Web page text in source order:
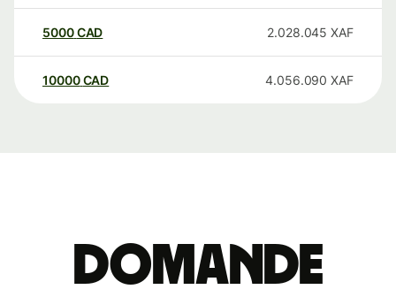
5000CAD 2.028.045 XAF
10000 CAD 4.056.090 XAF
Domande